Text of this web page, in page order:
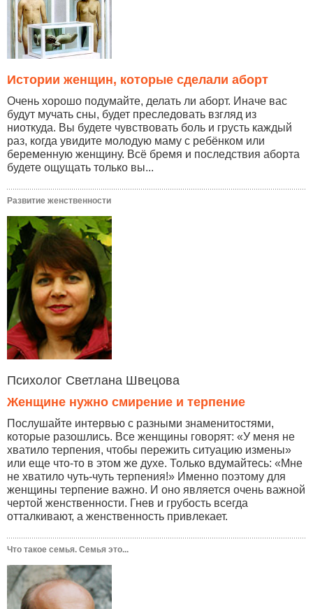
Истории женщин, которые сделали аборт
Очень хорошо подумайте, делать ли аборт. Иначе вас
будут мучать сны, будет преследовать взгляд из
ниоткуда. Вы будете чувствовать боль и грусть каждый
раз, когда увидите молодую маму с ребёнком или
беременную женщину. Всё бремя и последствия аборта
будете ощущать только вы...
Развитие женственности
Психолог Светлана Швецова
Женщине нужно смирение и терпение
Послушайте интервью с разными знаменитостями,
которые разошлись. Все женщины говорят: «У меня не
хватило терпения, чтобы пережить ситуацию измены»
или еще что-то в этом же духе. Только вдумайтесь: «Мне
не хватило чуть-чуть терпения!» Именно поэтому для
женщины терпение важно. И оно является очень важной
чертой женственности. Гнев и грубость всегда
отталкивают, а женственность привлекает.
Что такое семья. Семья это...